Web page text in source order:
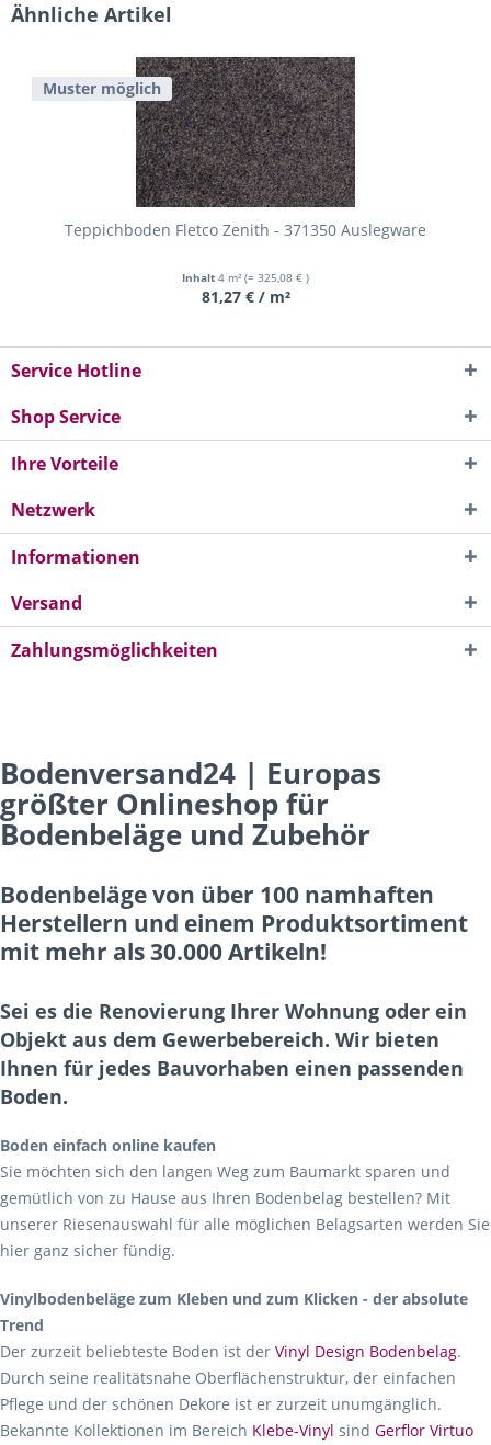
Ähnliche Artikel
Muster möglich
Teppichboden Fletco Zenith - 371350 Auslegware
Inhalt 4 m² (= 325,08 € )
81,27 € / m²
Service Hotline
Shop Service
Ihre Vorteile
Netzwerk
Informationen
Versand
Zahlungsmöglichkeiten
Bodenversand24 | Europas
größter Onlineshop für
Bodenbeläge und Zubehör
Bodenbeläge von über 100 namhaften
Herstellern und einem Produktsortiment
mit mehr als 30.000 Artikeln!
Sei es die Renovierung Ihrer Wohnung oder ein
Objekt aus dem Gewerbebereich. Wir bieten
Ihnen für jedes Bauvorhaben einen passenden
Boden.
Boden einfach online kaufen
Sie möchten sich den langen Weg zum Baumarkt sparen und
gemütlich von zu Hause aus Ihren Bodenbelag bestellen? Mit
unserer Riesenauswahl für alle möglichen Belagsarten werden Sie
hier ganz sicher fündig.
Vinylbodenbeläge zum Kleben und zum Klicken - der absolute
Trend
Der zurzeit beliebteste Boden ist der Vinyl Design Bodenbelag.
Durch seine realitätsnahe Oberflächenstruktur, der einfachen
Pflege und der schönen Dekore ist er zurzeit unumgänglich.
Bekannte Kollektionen im Bereich Klebe-Vinyl sind Gerflor Virtuo